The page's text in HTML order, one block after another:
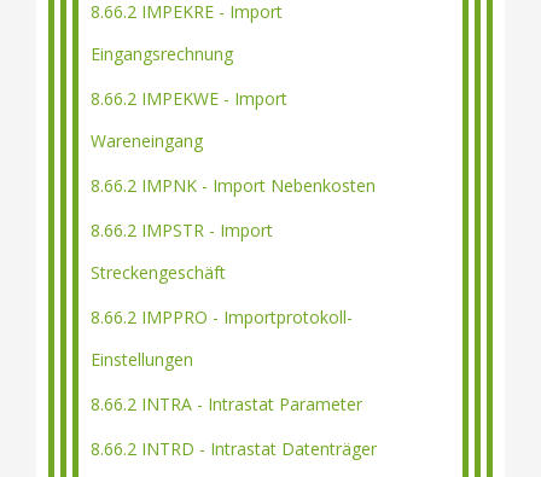
8.66.2 IMPEKRE - Import
Eingangsrechnung
8.66.2 IMPEKWE - Import
Wareneingang
8.66.2 IMPNK - Import Nebenkosten
8.66.2 IMPSTR - Import
Streckengeschäft
8.66.2 IMPPRO - Importprotokoll-
Einstellungen
8.66.2 INTRA - Intrastat Parameter
8.66.2 INTRD - Intrastat Datenträger